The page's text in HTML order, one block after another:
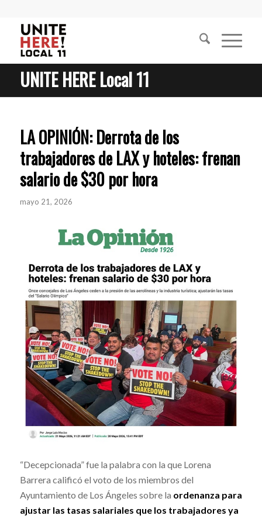
UNITE HERE Local 11
LA OPINIÓN: Derrota de los
trabajadores de LAX y hoteles: frenan
salario de $30 por hora
mayo 21, 2026
“Decepcionada” fue la palabra con la que Lorena
Barrera calificó el voto de los miembros del
Ayuntamiento de Los Ángeles sobre la ordenanza para
ajustar las tasas salariales que los trabajadores ya